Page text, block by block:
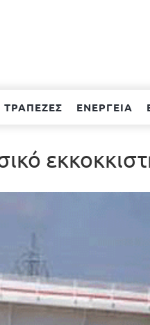
ΤΡΑΠΕΖΕΣ ΕΝΕΡΓΕΙΑ